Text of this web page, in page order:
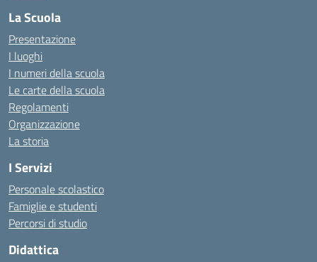
La Scuola
Presentazione
I luoghi
I numeri della scuola
Le carte della scuola
Regolamenti
Organizzazione
La storia
I Servizi
Personale scolastico
Famiglie e studenti
Percorsi di studio
Didattica